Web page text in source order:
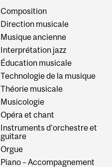
Composition
Direction musicale
Musique ancienne
Interprétation jazz
Éducation musicale
Technologie de la musique
Théorie musicale
Musicologie
Opéra et chant
Instruments d’orchestre et
guitare
Orgue
Piano – Accompagnement